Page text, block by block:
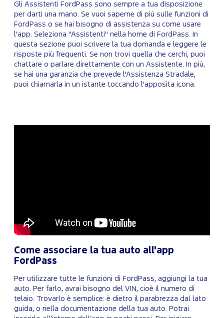
Gli Assistenti FordPass sono sempre a tua disposizione
per darti una mano. Se vuoi saperne di più sulle funzioni di
FordPass o se hai bisogno di assistenza su come usare
l'app. Seleziona "Assistenti" nella home di FordPass. In
questa sezione puoi scrivere la tua domanda e leggere le
risposte più frequenti. Se non trovi quella che cerchi, puoi
chattare o parlare direttamente con un Assistente. In più,
se hai una garanzia che prevede l'Assistenza Stradale,
puoi chiamarla in un istante toccando l'apposita icona.
Come associare la tua auto all'app
FordPass
Per utilizzare tutte le funzioni di FordPass, aggiungi la tua
auto. Per farlo, avrai bisogno del VIN, cioè il numero di
telaio. Trovarlo è semplice: è dietro il parabrezza dal lato
guida, o nella documentazione della tua auto. Potrai